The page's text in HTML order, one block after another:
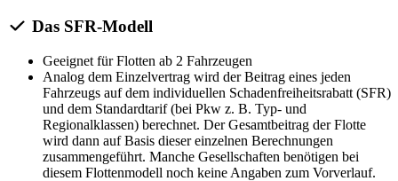
Das SFR-Modell
Geeignet für Flotten ab 2 Fahrzeugen
Analog dem Einzelvertrag wird der Beitrag eines jeden
Fahrzeugs auf dem individuellen Schadenfreiheitsrabatt (SFR)
und dem Standardtarif (bei Pkw z. B. Typ- und
Regionalklassen) berechnet. Der Gesamtbeitrag der Flotte
wird dann auf Basis dieser einzelnen Berechnungen
zusammengeführt. Manche Gesellschaften benötigen bei
diesem Flottenmodell noch keine Angaben zum Vorverlauf.